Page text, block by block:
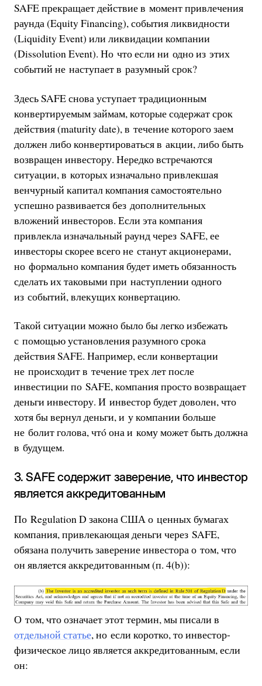
SAFE прекращает действие в момент привлечения
раунда (Equity Financing), события ликвидности
(Liquidity Event) или ликвидации компании
(Dissolution Event). Но что если ни одно из этих
событий не наступает в разумный срок?
Здесь SAFE снова уступает традиционным
конвертируемым займам, которые содержат срок
действия (maturity date), в течение которого заем
должен либо конвертироваться в акции, либо быть
возвращен инвестору. Нередко встречаются
ситуации, в которых изначально привлекшая
венчурный капитал компания самостоятельно
успешно развивается без дополнительных
вложений инвесторов. Если эта компания
привлекла изначальный раунд через SAFE, ее
инвесторы скорее всего не станут акционерами,
но формально компания будет иметь обязанность
сделать их таковыми при наступлении одного
из событий, влекущих конвертацию.
Такой ситуации можно было бы легко избежать
с помощью установления разумного срока
действия SAFE. Например, если конвертации
не происходит в течение трех лет после
инвестиции по SAFE, компания просто возвращает
деньги инвестору. И инвестор будет доволен, что
хотя бы вернул деньги, и у компании больше
не болит голова, чтó она и кому может быть должна
в будущем.
3. SAFE содержит заверение, что инвестор
является аккредитованным
По Regulation D закона США о ценных бумагах
компания, привлекающая деньги через SAFE,
обязана получить заверение инвестора о том, что
он является аккредитованным (п. 4(b)):
О том, что означает этот термин, мы писали в
отдельной статье, но если коротко, то инвестор-
физическое лицо является аккредитованным, если
он: